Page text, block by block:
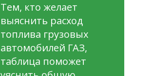
Тем, кто желает
выяснить расход
топлива грузовых
автомобилей ГАЗ,
таблица поможет